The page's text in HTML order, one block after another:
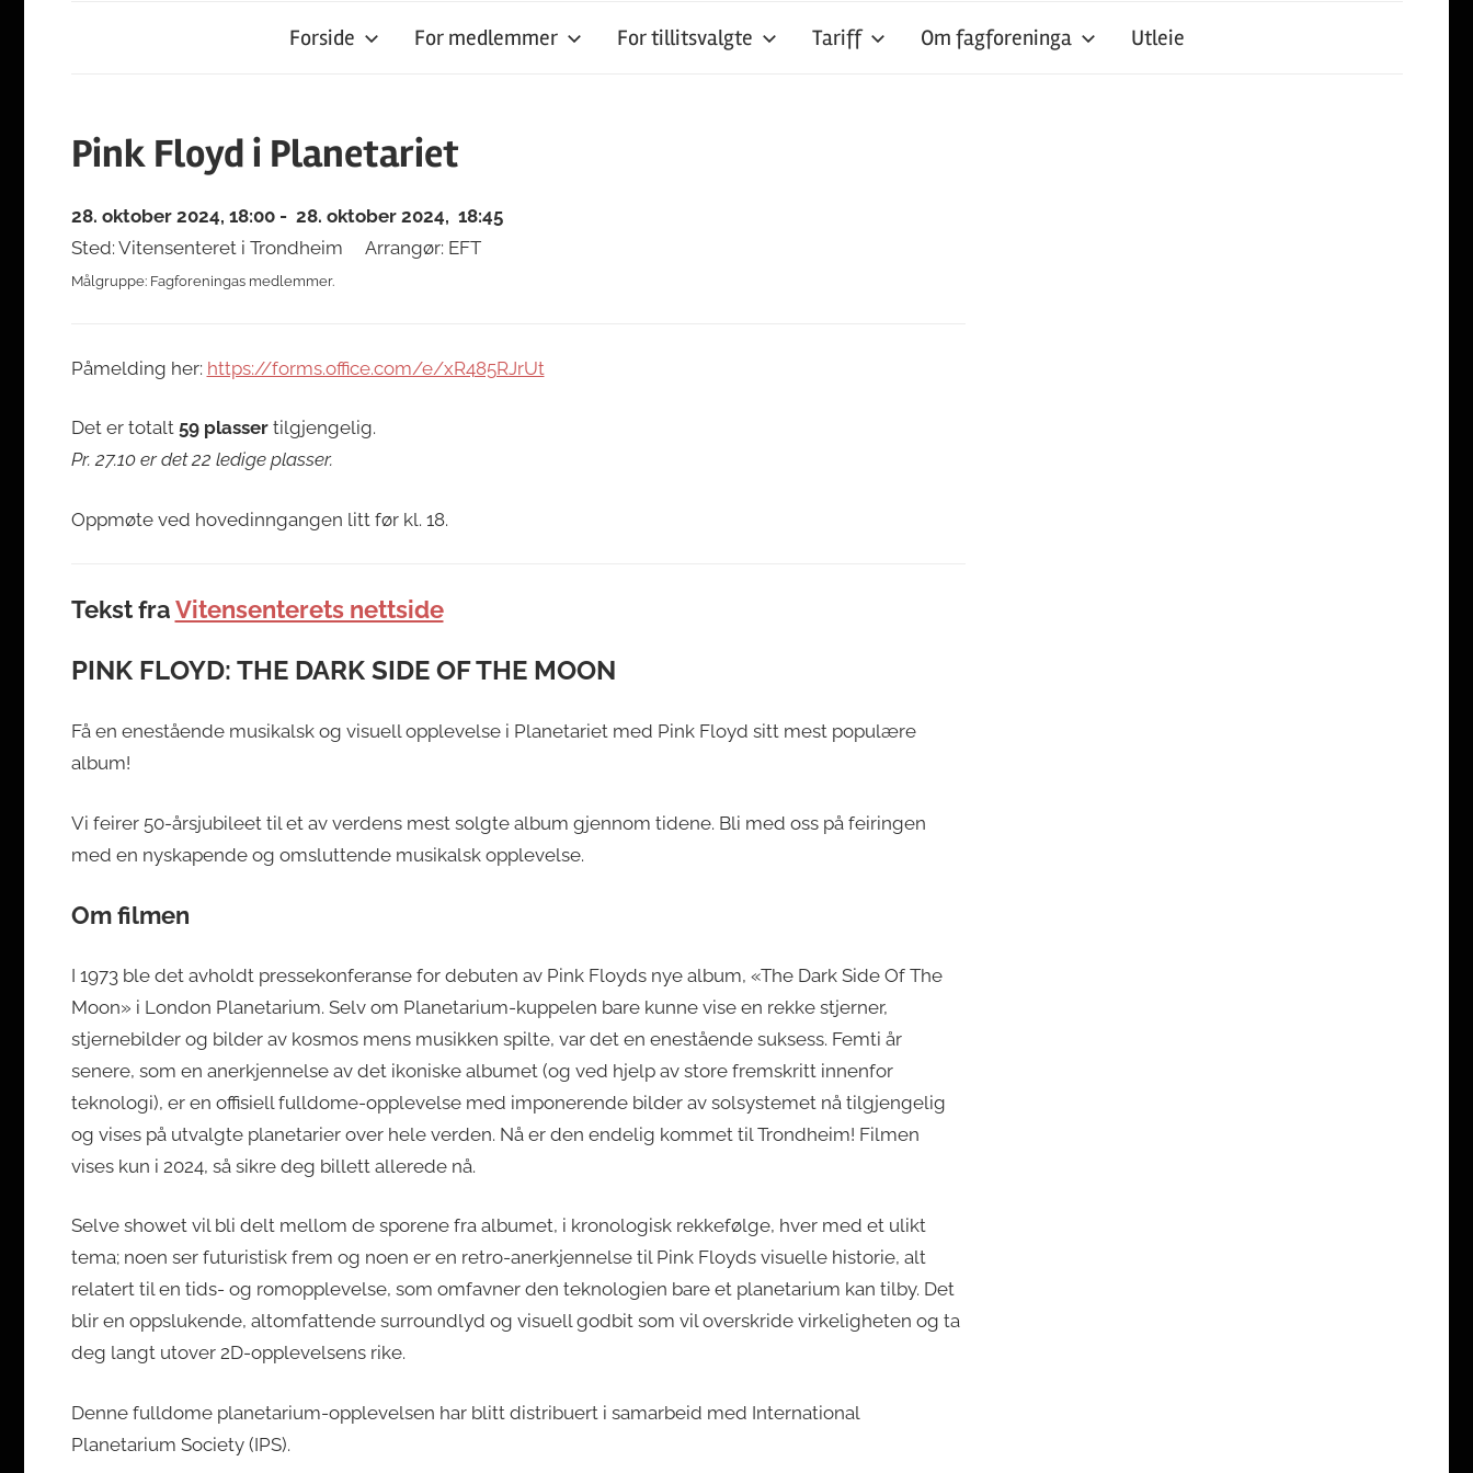
Forside For medlemmer For tillitsvalgte Tariff Om fagforeninga Utleie
Pink Floyd i Planetariet
28. oktober 2024, 18:00 - 28. oktober 2024, 18:45
Sted: Vitensenteret i Trondheim
Arrangør: EFT
Målgruppe: Fagforeningas medlemmer.
Påmelding her: https://forms.office.com/e/xR485RJrUt
Det er totalt 59 plassertilgjengelig.
Pr. 27.10 er det 22 ledige plasser.
Oppmøte ved hovedinngangen litt før kl. 18.
Tekst fraVitensenterets nettside
PINK FLOYD: THE DARK SIDE OF THE MOON
Få en enestående musikalsk og visuell opplevelse i Planetariet med Pink Floyd sitt mest populære
album!
Vi feirer 50-årsjubileet til et av verdens mest solgte album gjennom tidene. Bli med oss på feiringen
med en nyskapende og omsluttende musikalsk opplevelse.
Om filmen
I 1973 ble det avholdt pressekonferanse for debuten av Pink Floyds nye album, «The Dark Side Of The
Moon» i London Planetarium. Selv om Planetarium-kuppelen bare kunne vise en rekke stjerner,
stjernebilder og bilder av kosmos mens musikken spilte, var det en enestående suksess. Femti år
senere, som en anerkjennelse av det ikoniske albumet (og ved hjelp av store fremskritt innenfor
teknologi), er en offisiell fulldome-opplevelse med imponerende bilder av solsystemet nå tilgjengelig
og vises på utvalgte planetarier over hele verden. Nå er den endelig kommet til Trondheim! Filmen
vises kun i 2024, så sikre deg billett allerede nå.
Selve showet vil bli delt mellom de sporene fra albumet, i kronologisk rekkefølge, hver med et ulikt
tema; noen ser futuristisk frem og noen er en retro-anerkjennelse til Pink Floyds visuelle historie, alt
relatert til en tids- og romopplevelse, som omfavner den teknologien bare et planetarium kan tilby. Det
blir en oppslukende, altomfattende surroundlyd og visuell godbit som vil overskride virkeligheten og ta
deg langt utover 2D-opplevelsens rike.
Denne fulldome planetarium-opplevelsen har blitt distribuert i samarbeid med International
Planetarium Society (IPS).